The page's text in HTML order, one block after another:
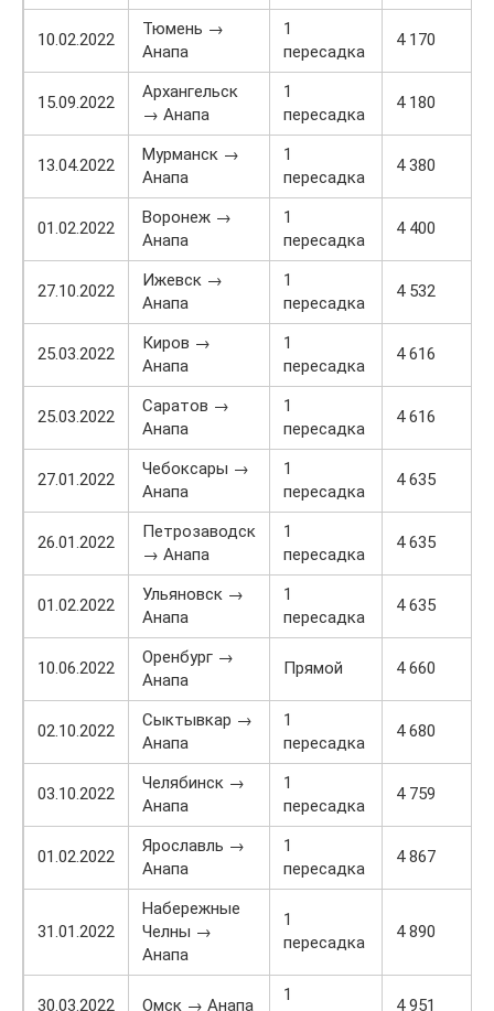
10.02.2022
Тюмень →
Анапа
1
пересадка
4 170
15.09.2022
Архангельск
→ Анапа
1
пересадка
4 180
13.04.2022
Мурманск →
Анапа
1
пересадка
4 380
01.02.2022
Воронеж →
Анапа
1
пересадка
4 400
27.10.2022
Ижевск →
Анапа
1
пересадка
4 532
25.03.2022
Киров →
Анапа
1
пересадка
4 616
25.03.2022
Саратов →
Анапа
1
пересадка
4 616
27.01.2022
Чебоксары →
Анапа
1
пересадка
4 635
26.01.2022
Петрозаводск
→ Анапа
1
пересадка
4 635
01.02.2022
Ульяновск →
Анапа
1
пересадка
4 635
10.06.2022
Оренбург →
Анапа
Прямой 4 660
02.10.2022
Сыктывкар →
Анапа
1
пересадка
4 680
03.10.2022
Челябинск →
Анапа
1
пересадка
4 759
01.02.2022
Ярославль →
Анапа
1
пересадка
4 867
31.01.2022
Набережные
Челны →
Анапа
1
пересадка
4 890
30.03.2022 Омск → Анапа
1
4 951